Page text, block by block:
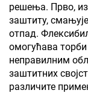
решења. Прво,
заштиту,
отпад.
омогућава
неправилним
заштитних
различите